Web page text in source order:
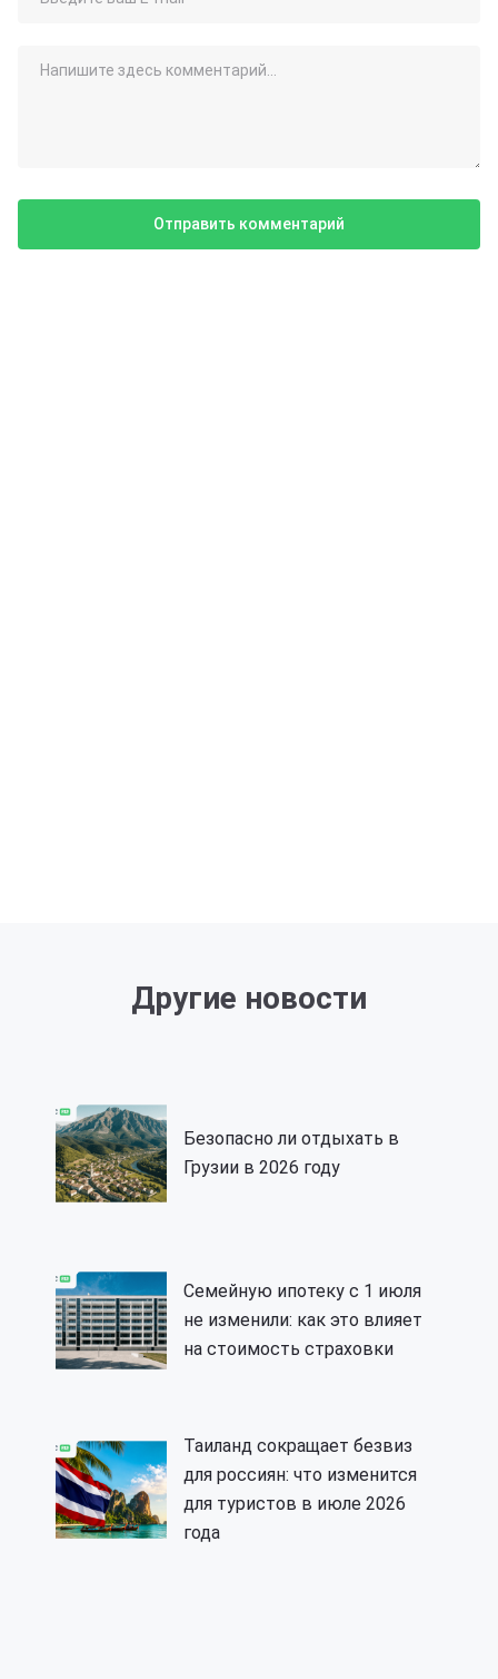
Другие новости
Безопасно ли отдыхать в
Грузии в 2026 году
Семейную ипотеку с 1 июля
не изменили: как это влияет
на стоимость страховки
Таиланд сокращает безвиз
для россиян: что изменится
для туристов в июле 2026
года